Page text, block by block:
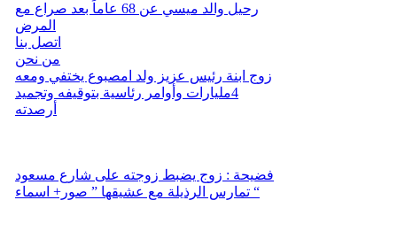
رحيل والد ميسي عن 68 عاماً بعد صراع مع
المرض
اتصل بنا
من نحن
زوج ابنة رئيس عزيز ولد امصبوع يختفي ومعه
4مليارات وأوامر رئاسية بتوقيفه وتجميد
أرصدته
فضيحة : زوج يضبط زوجته على شارع مسعود
تمارس الرذيلة مع عشيقها ” صور+ اسماء “